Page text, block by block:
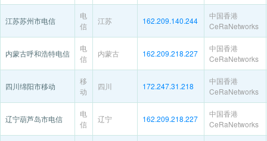
江苏苏州市电信
电
信
江苏 162.209.140.244
中国香港
CeRaNetworks
内蒙古呼和浩特电信
电
信
内蒙古 162.209.218.227
中国香港
CeRaNetworks
四川绵阳市移动
移
动
四川 172.247.31.218
中国香港
CeRaNetworks
辽宁葫芦岛市电信
电
信
辽宁 162.209.218.227
中国香港
CeRaNetworks